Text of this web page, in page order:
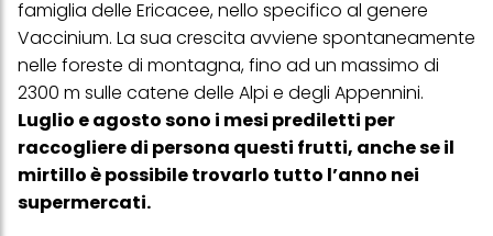
famiglia delle Ericacee, nello specifico al genere
Vaccinium. La sua crescita avviene spontaneamente
nelle foreste di montagna, fino ad un massimo di
2300 m sulle catene delle Alpi e degli Appennini.
Luglio e agosto sono i mesi prediletti per
raccogliere di persona questi frutti, anche se il
mirtillo è possibile trovarlo tutto l’anno nei
supermercati.
web e altri media (di terzi) tramite i dispositivi assegnati a te o
alla tua famiglia, nonché per misurare e ottimizzare il successo
delle campagne pubblicitarie.
Puoi trovare maggiori informazioni sul trattamento dei tuoi dati
nella nostra Informativa sulla protezione dei dati collegata nel piè
di pagina (Sezione "Cookie, Pixel, Impronte digitali e tecnologie
simili"). Puoi revocare il tuo consenso in qualsiasi momento con
effetto per il futuro disabilitando i cookie sul nostro sito web nella
sezione "Impostazioni cookie" collegata nel piè di pagina. Per
ulteriori informazioni sui cookie utilizzati su questo sito Web, in
particolare sul loro periodo di conservazione, consultare le